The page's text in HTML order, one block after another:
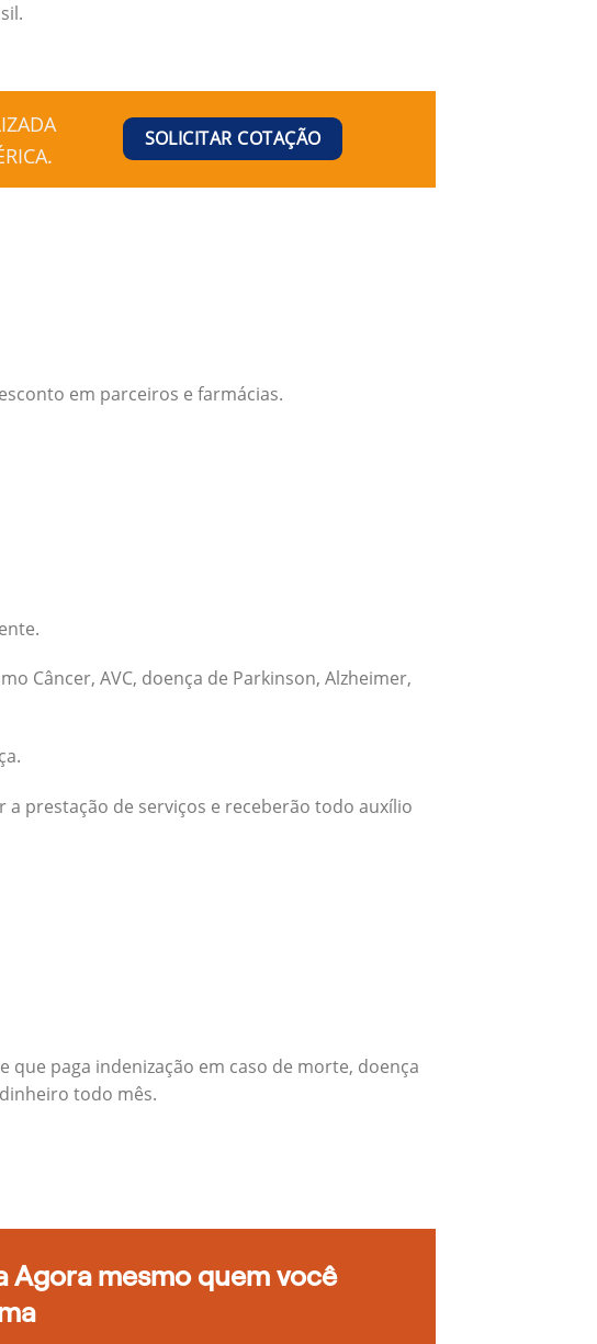
SOLICITAR COTAÇÃO
em parceiros e farmácias.
Câncer, AVC, doença de Parkinson, Alzheimer,
prestação de serviços e receberão todo auxílio
que paga indenização em caso de morte, doença
todo mês.
Agora mesmo quem você